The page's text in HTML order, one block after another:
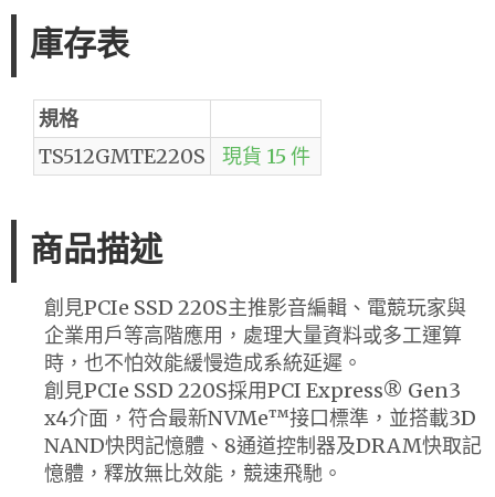
庫存表
規格
TS512GMTE220S
現貨 15 件
商品描述
創見PCIe SSD 220S主推影音編輯、電競玩家與
企業用戶等高階應用，處理大量資料或多工運算
時，也不怕效能緩慢造成系統延遲。
創見PCIe SSD 220S採用PCI Express® Gen3
x4介面，符合最新NVMe™接口標準，並搭載3D
NAND快閃記憶體、8通道控制器及DRAM快取記
憶體，釋放無比效能，競速飛馳。